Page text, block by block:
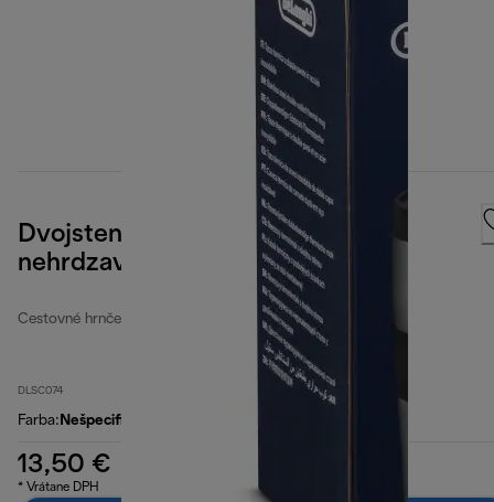
Dvojstenný cestovný hrnček z
nehrdzavejúcej ocele, 235 ml
Cestovné hrnčeky
DLSC074
Farba: Nešpecifikované
13,50 €
* Vrátane DPH